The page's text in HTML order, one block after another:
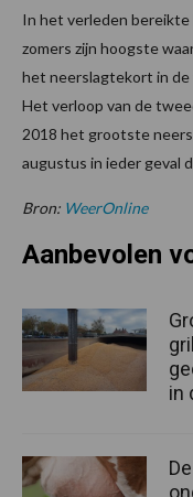
In het verleden
zomers zijn hoogste
het neerslagtekort in
Het verloop van de
2018 het grootste
augustus in ieder geval
Bron: WeerOnline
Aanbevolen
in